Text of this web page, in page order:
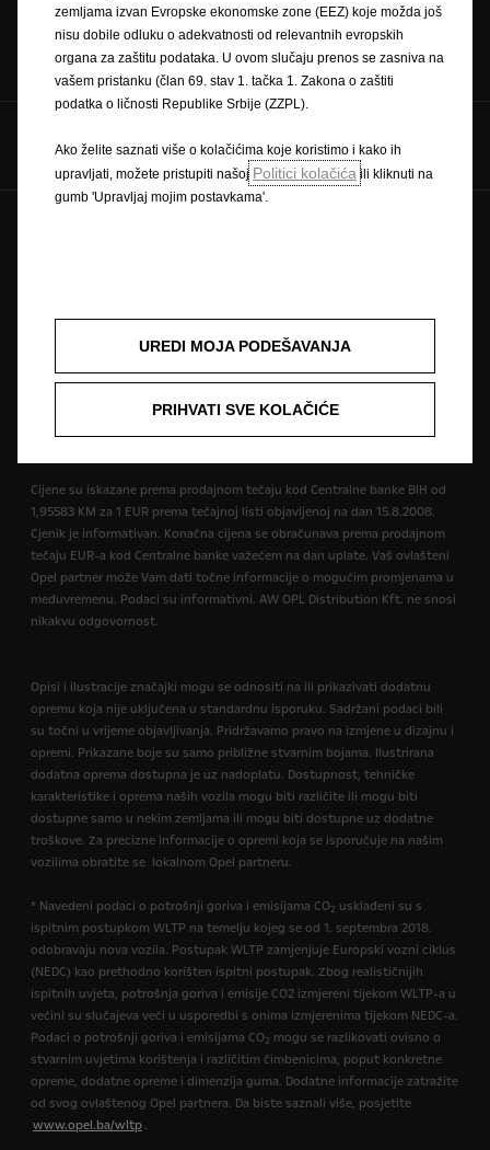
Naručivanje na
servis
Newsletter Cjenici
Pratite nas na
Tehničke informacije
Postavke kolačića
Cijene su iskazane prema prodajnom tečaju kod Centralne banke BIH od
1,95583 KM za 1 EUR prema tečajnoj listi objavljenoj na dan 15.8.2008.
Cjenik je informativan. Konačna cijena se obračunava prema prodajnom
tečaju EUR-a kod Centralne banke važećem na dan uplate. Vaš ovlašteni
Opel partner može Vam dati točne informacije o mogućim promjenama u
međuvremenu. Podaci su informativni. AW OPL Distribution Kft. ne snosi
nikakvu odgovornost.
Opisi i ilustracije značajki mogu se odnositi na ili prikazivati dodatnu
opremu koja nije uključena u standardnu isporuku. Sadržani podaci bili
su točni u vrijeme objavljivanja. Pridržavamo pravo na izmjene u dizajnu i
opremi. Prikazane boje su samo približne stvarnim bojama. Ilustrirana
dodatna oprema dostupna je uz nadoplatu. Dostupnost, tehničke
karakteristike i oprema naših vozila mogu biti različite ili mogu biti
dostupne samo u nekim zemljama ili mogu biti dostupne uz dodatne
troškove. Za precizne informacije o opremi koja se isporučuje na našim
vozilima obratite se lokalnom Opel partneru.
* Navedeni podaci o potrošnji goriva i emisijama CO2 usklađeni su s
ispitnim postupkom WLTP na temelju kojeg se od 1. septembra 2018.
odobravaju nova vozila. Postupak WLTP zamjenjuje Europski vozni ciklus
(NEDC) kao prethodno korišten ispitni postupak. Zbog realističnijih
ispitnih uvjeta, potrošnja goriva i emisije CO2 izmjereni tijekom WLTP-a u
većini su slučajeva veći u usporedbi s onima izmjerenima tijekom NEDC-a.
Podaci o potrošnji goriva i emisijama CO2 mogu se razlikovati ovisno o
stvarnim uvjetima korištenja i različitim čimbenicima, poput konkretne
opreme, dodatne opreme i dimenzija guma. Dodatne informacije zatražite
od svog ovlaštenog Opel partnera. Da biste saznali više, posjetite
www.opel.ba/wltp .
zemljama izvan Evropske ekonomske zone (EEZ) koje možda još
nisu dobile odluku o adekvatnosti od relevantnih evropskih
organa za zaštitu podataka. U ovom slučaju prenos se zasniva na
vašem pristanku (član 69. stav 1. tačka 1. Zakona o zaštiti
podatka o ličnosti Republike Srbije (ZZPL).
Ako želite saznati više o kolačićima koje koristimo i kako ih
upravljati, možete pristupiti našoj Politici kolačića ili kliknuti na
gumb 'Upravljaj mojim postavkama'.
UREDI MOJA PODEŠAVANJA
PRIHVATI SVE KOLAČIĆE